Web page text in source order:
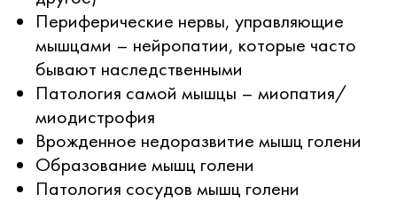
Периферические нервы, управляющие
мышцами – нейропатии, которые часто
бывают наследственными
Патология самой мышцы – миопатия/
миодистрофия
Врожденное недоразвитие мышц голени
Образование мышц голени
Патология сосудов мышц голени